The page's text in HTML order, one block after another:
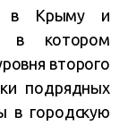
в Крыму и
в котором
второго
подрядных
в городскую